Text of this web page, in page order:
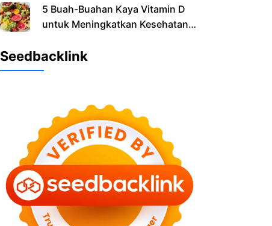
5 Buah-Buahan Kaya Vitamin D
untuk Meningkatkan Kesehatan
Seedbacklink